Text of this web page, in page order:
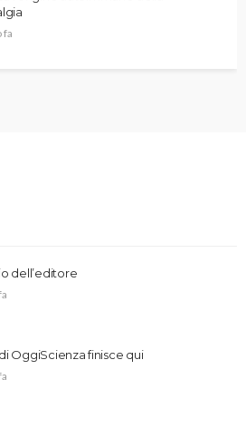
fa
dell’editore
OggiScienza finisce qui